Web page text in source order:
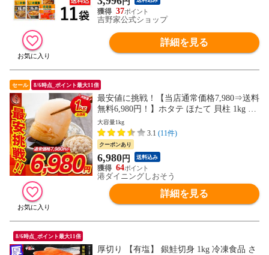
37
吉野家公式ショップ
詳細を見る
セール 8/6時点_ポイント最大11倍
最安値に挑戦！【当店通常価格7,980⇒送料
無料6,980円！】ホタテ ほたて 貝柱 1kg 訳
あり（割れ 欠け サイズ不揃い） ほたて貝
柱 ホタテ貝柱 帆立
大容量1kg
3.1 (11件)
クーポンあり
6,980円 送料込み
64
港ダイニングしおそう
詳細を見る
8/6時点_ポイント最大11倍
厚切り 【有塩】 銀鮭切身 1kg 冷凍食品 さ